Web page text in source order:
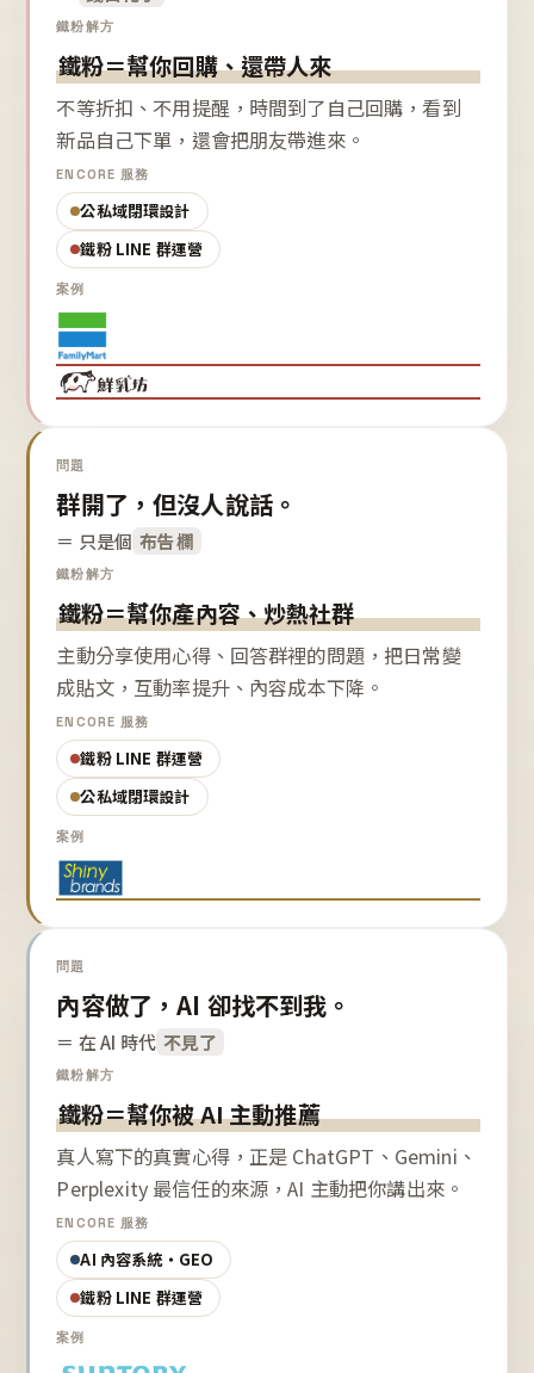
鐵粉解方
鐵粉＝幫你回購、還帶人來
不等折扣、不用提醒，時間到了自己回購，看到
新品自己下單，還會把朋友帶進來。
ENCORE 服務
公私域閉環設計
鐵粉 LINE 群運營
案例
問題
群開了，但沒人說話。
＝ 只是個 布告欄
鐵粉解方
鐵粉＝幫你產內容、炒熱社群
主動分享使用心得、回答群裡的問題，把日常變
成貼文，互動率提升、內容成本下降。
ENCORE 服務
鐵粉 LINE 群運營
公私域閉環設計
案例
問題
內容做了，AI 卻找不到我。
＝ 在 AI 時代 不見了
鐵粉解方
鐵粉＝幫你被 AI 主動推薦
真人寫下的真實心得，正是 ChatGPT、Gemini、
Perplexity 最信任的來源，AI 主動把你講出來。
ENCORE 服務
AI 內容系統・GEO
鐵粉 LINE 群運營
案例